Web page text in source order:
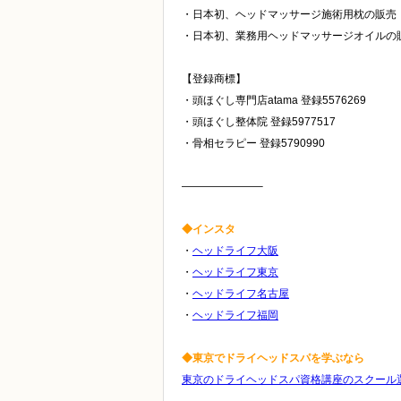
・日本初、ヘッドマッサージ施術用枕の販売
・日本初、業務用ヘッドマッサージオイルの
【登録商標】
・頭ほぐし専門店atama 登録5576269
・頭ほぐし整体院 登録5977517
・骨相セラピー 登録5790990
———————–
◆インスタ
・ ヘッドライフ大阪
・ ヘッドライフ東京
・ ヘッドライフ名古屋
・ ヘッドライフ福岡
◆東京でドライヘッドスパを学ぶなら
東京のドライヘッドスパ資格講座のスクール